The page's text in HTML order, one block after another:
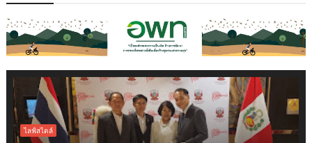
ไลฟ์สไตล์